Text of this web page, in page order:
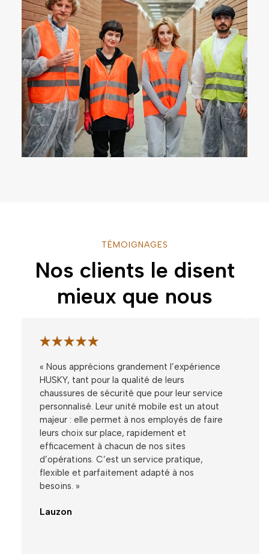
TÉMOIGNAGES
Nos clients le disent
mieux que nous
« Nous apprécions grandement l’expérience
HUSKY, tant pour la qualité de leurs
chaussures de sécurité que pour leur service
personnalisé. Leur unité mobile est un atout
majeur : elle permet à nos employés de faire
leurs choix sur place, rapidement et
efficacement à chacun de nos sites
d’opérations. C’est un service pratique,
flexible et parfaitement adapté à nos
besoins. »
Lauzon